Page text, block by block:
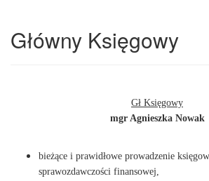
Główny Księgowy
Gł Księgowy
mgr Agnieszka Nowak
bieżące i prawidłowe prowadzenie
sprawozdawczości finansowej,